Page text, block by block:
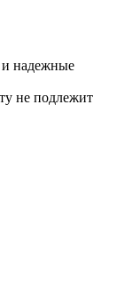
и надежные
не подлежит